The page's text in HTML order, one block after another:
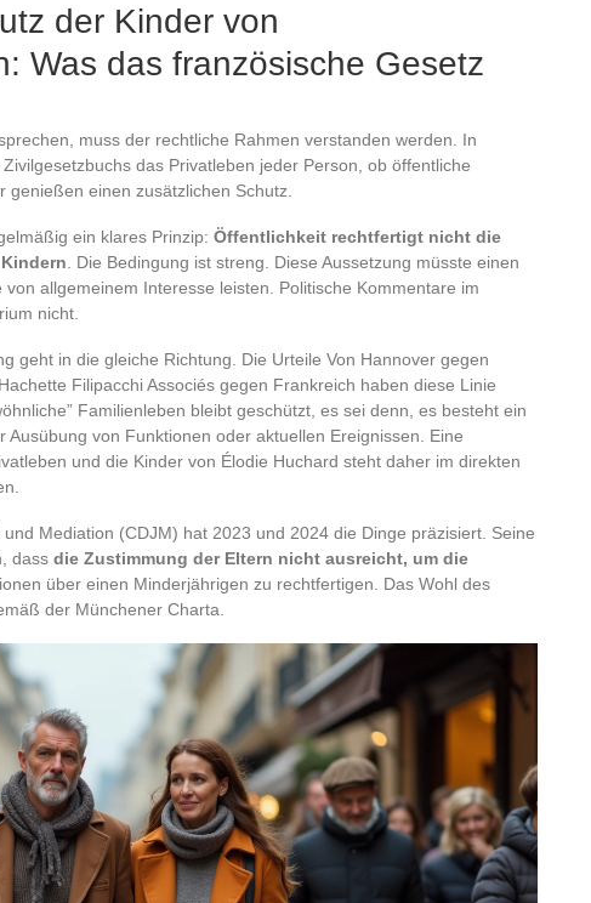
der Kinder von
Was das französische Gesetz
muss der rechtliche Rahmen verstanden werden. In
das Privatleben jeder Person, ob öffentliche
genießen einen zusätzlichen Schutz.
ein klares Prinzip: Öffentlichkeit rechtfertigt nicht die
. Die Bedingung ist streng. Diese Aussetzung müsste einen
allgemeinem Interesse leisten. Politische Kommentare im
nicht.
geht in die gleiche Richtung. Die Urteile Von Hannover gegen
Filipacchi Associés gegen Frankreich haben diese Linie
Familienleben bleibt geschützt, es sei denn, es besteht ein
von Funktionen oder aktuellen Ereignissen. Eine
und die Kinder von Élodie Huchard steht daher im direkten
Mediation (CDJM) hat 2023 und 2024 die Dinge präzisiert. Seine
dass die Zustimmung der Eltern nicht ausreicht, um die
über einen Minderjährigen zu rechtfertigen. Das Wohl des
der Münchener Charta.